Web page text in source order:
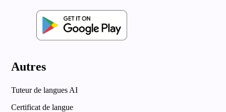
Autres
Tuteur de langues AI
Certificat de langue